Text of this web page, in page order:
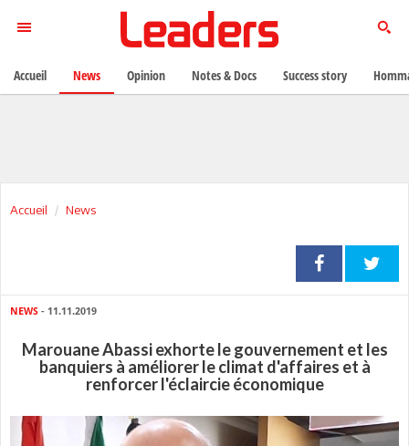
Accueil News
NEWS - 11.11.2019
Marouane Abassi exhorte le gouvernement et les
banquiers à améliorer le climat d'affaires et à
renforcer l'éclaircie économique
Accueil News Opinion Notes & Docs Success story